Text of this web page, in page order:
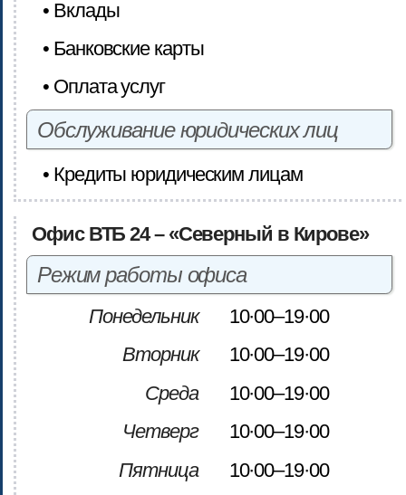
• Вклады
• Банковские карты
• Оплата услуг
Обслуживание юридических лиц
• Кредиты юридическим лицам
Офис ВТБ 24 – «Северный в Кирове»
Режим работы офиса
Понедельник
10·00–19·00
Вторник
10·00–19·00
Среда
10·00–19·00
Четверг
10·00–19·00
Пятница
10·00–19·00